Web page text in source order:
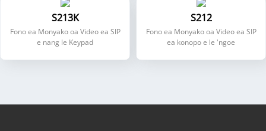
S213K
Fono ea Monyako oa Video ea SIP
e nang le Keypad
S212
Fono ea Monyako oa Video ea SIP
ea konopo e le 'ngoe